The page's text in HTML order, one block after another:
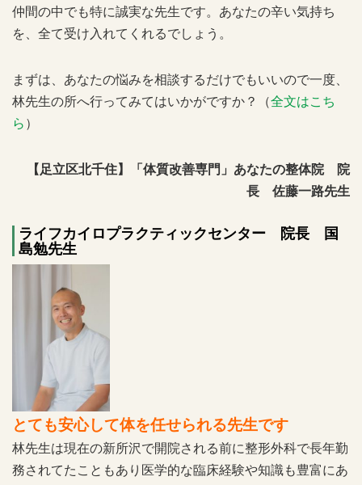
仲間の中でも特に誠実な先生です。あなたの辛い気持ち
を、全て受け入れてくれるでしょう。
まずは、あなたの悩みを相談するだけでもいいので一度、
林先生の所へ行ってみてはいかがですか？（全文はこち
ら）
【足立区北千住】「体質改善専門」あなたの整体院 院
長 佐藤一路先生
ライフカイロプラクティックセンター 院長 国
島勉先生
とても安心して体を任せられる先生です
林先生は現在の新所沢で開院される前に整形外科で長年勤
務されてたこともあり医学的な臨床経験や知識も豊富にあ